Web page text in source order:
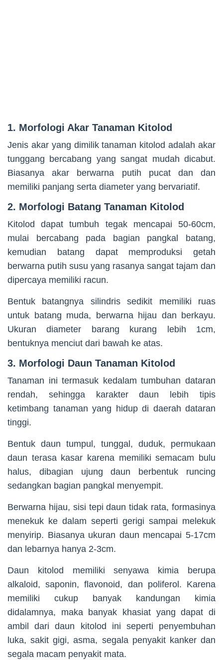
1. Morfologi Akar Tanaman Kitolod
Jenis akar yang dimilik tanaman kitolod adalah akar
tunggang bercabang yang sangat mudah dicabut.
Biasanya akar berwarna putih pucat dan dan
memiliki panjang serta diameter yang bervariatif.
2. Morfologi Batang Tanaman Kitolod
Kitolod dapat tumbuh tegak mencapai 50-60cm,
mulai bercabang pada bagian pangkal batang,
kemudian batang dapat memproduksi getah
berwarna putih susu yang rasanya sangat tajam dan
dipercaya memiliki racun.
Bentuk batangnya silindris sedikit memiliki ruas
untuk batang muda, berwarna hijau dan berkayu.
Ukuran diameter barang kurang lebih 1cm,
bentuknya menciut dari bawah ke atas.
3. Morfologi Daun Tanaman Kitolod
Tanaman ini termasuk kedalam tumbuhan dataran
rendah, sehingga karakter daun lebih tipis
ketimbang tanaman yang hidup di daerah dataran
tinggi.
Bentuk daun tumpul, tunggal, duduk, permukaan
daun terasa kasar karena memiliki semacam bulu
halus, dibagian ujung daun berbentuk runcing
sedangkan bagian pangkal menyempit.
Berwarna hijau, sisi tepi daun tidak rata, formasinya
menekuk ke dalam seperti gerigi sampai melekuk
menyirip. Biasanya ukuran daun mencapai 5-17cm
dan lebarnya hanya 2-3cm.
Daun kitolod memiliki senyawa kimia berupa
alkaloid, saponin, flavonoid, dan poliferol. Karena
memiliki cukup banyak kandungan kimia
didalamnya, maka banyak khasiat yang dapat di
ambil dari daun kitolod ini seperti penyembuhan
luka, sakit gigi, asma, segala penyakit kanker dan
segala macam penyakit mata.